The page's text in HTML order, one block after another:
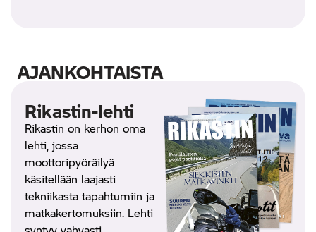
AJANKOHTAISTA
Rikastin-lehti
Rikastin on kerhon oma
lehti, jossa
moottoripyöräilyä
käsitellään laajasti
tekniikasta tapahtumiin ja
matkakertomuksiin. Lehti